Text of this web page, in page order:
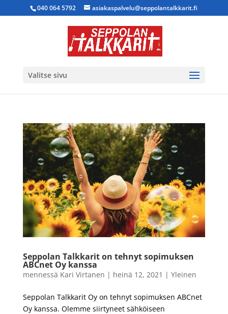
040 064 5792 asiakaspalvelu@seppolantalkkarit.fi
Valitse sivu
Seppolan Talkkarit on tehnyt sopimuksen
ABCnet Oy kanssa
mennessä Kari Virtanen | heinä 12, 2021 | Yleinen
Seppolan Talkkarit Oy on tehnyt sopimuksen ABCnet
Oy kanssa. Olemme siirtyneet sähköiseen